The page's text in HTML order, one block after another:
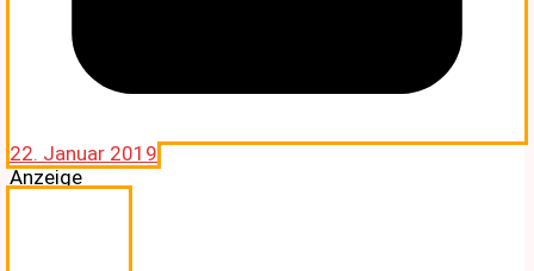
22. Januar 2019
Anzeige